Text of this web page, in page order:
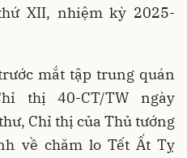
XII, nhiệm kỳ 2025-
mắt tập trung quán
thị 40-CT/TW ngày
Chỉ thị của Thủ tướng
về chăm lo Tết Ất Tỵ